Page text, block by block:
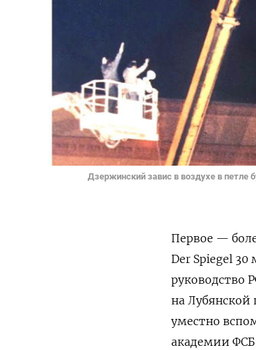
Дзержинский завис в воздухе в петле
Первое —
Der Spiegel 30
руководство
на Лубянской
уместно
академии